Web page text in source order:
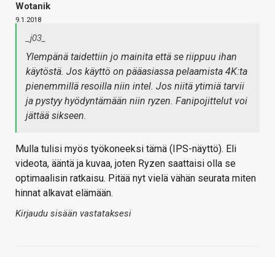
Wotanik
9.1.2018
_j03_
Ylempänä taidettiin jo mainita että se riippuu ihan
käytöstä. Jos käyttö on pääasiassa pelaamista 4K:ta
pienemmillä resoilla niin intel. Jos niitä ytimiä tarvii
ja pystyy hyödyntämään niin ryzen. Fanipojittelut voi
jättää sikseen.
Mulla tulisi myös työkoneeksi tämä (IPS-näyttö). Eli
videota, ääntä ja kuvaa, joten Ryzen saattaisi olla se
optimaalisin ratkaisu. Pitää nyt vielä vähän seurata miten
hinnat alkavat elämään.
Kirjaudu sisään vastataksesi